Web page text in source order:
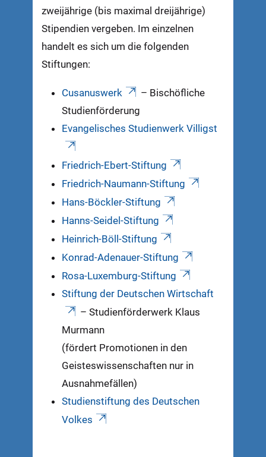
zweijährige (bis maximal dreijährige)
Stipendien vergeben. Im einzelnen
handelt es sich um die folgenden
Stiftungen:
Cusanuswerk
– Bischöfliche
Studienförderung
Evangelisches Studienwerk Villigst
Friedrich-Ebert-Stiftung
Friedrich-Naumann-Stiftung
Hans-Böckler-Stiftung
Hanns-Seidel-Stiftung
Heinrich-Böll-Stiftung
Konrad-Adenauer-Stiftung
Rosa-Luxemburg-Stiftung
Stiftung der Deutschen Wirtschaft
– Studienförderwerk Klaus
Murmann
(fördert Promotionen in den
Geisteswissenschaften nur in
Ausnahmefällen)
Studienstiftung des Deutschen
Volkes